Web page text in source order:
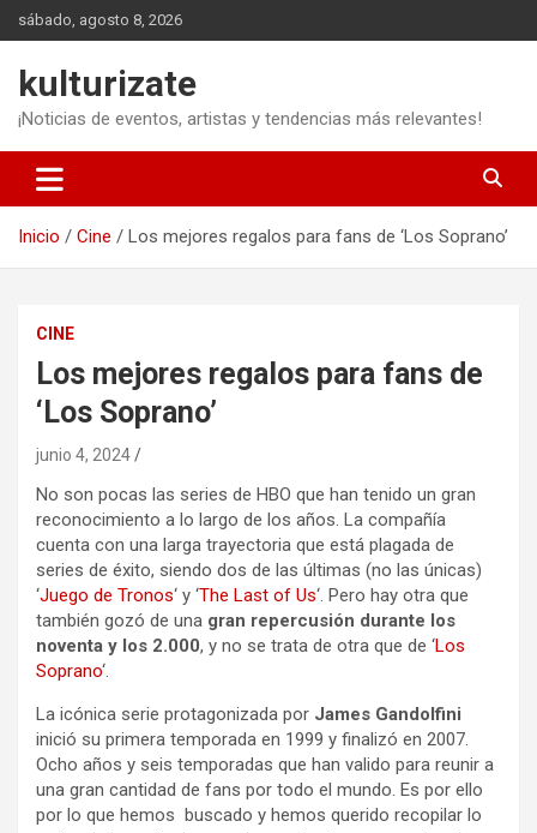
Saltar
al
sábado, agosto 8, 2026
kulturizate
¡Noticias de eventos, artistas y tendencias más relevantes!
Inicio Cine Los mejores regalos para fans de ‘Los Soprano’
CINE
Los mejores regalos para fans de
‘Los Soprano’
junio 4, 2024
No son pocas las series de HBO que han tenido un gran
reconocimiento a lo largo de los años. La compañía
cuenta con una larga trayectoria que está plagada de
series de éxito, siendo dos de las últimas (no las únicas)
‘Juego de Tronos‘ y ‘The Last of Us‘. Pero hay otra que
también gozó de una gran repercusión durante los
noventa y los 2.000, y no se trata de otra que de ‘Los
Soprano‘.
La icónica serie protagonizada por James Gandolfini
inició su primera temporada en 1999 y finalizó en 2007.
Ocho años y seis temporadas que han valido para reunir a
una gran cantidad de fans por todo el mundo. Es por ello
por lo que hemos buscado y hemos querido recopilar lo